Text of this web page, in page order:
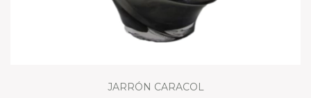
JARRÓN CARACOL